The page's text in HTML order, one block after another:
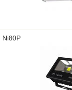
Ni80P